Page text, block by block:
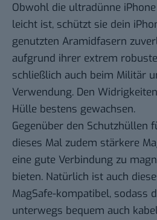
Obwohl die ultradünne
leicht ist, schützt sie dein
genutzten Aramidfasern
aufgrund ihrer extrem
schließlich auch beim Militär
Verwendung. Den
Hülle bestens gewachsen.
Gegenüber den Schutzhüllen
dieses Mal zudem stärkere
eine gute Verbindung zu
bieten. Natürlich ist auch
MagSafe-kompatibel, sodass
unterwegs bequem auch